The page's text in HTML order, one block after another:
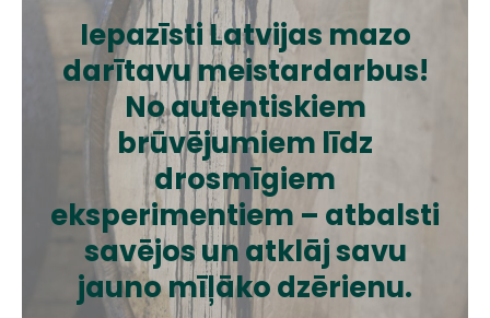
Iepazīsti Latvijas mazo
darītavu meistardarbus!
No autentiskiem
brūvējumiem līdz
drosmīgiem
eksperimentiem – atbalsti
savējos un atklāj savu
jauno mīļāko dzērienu.